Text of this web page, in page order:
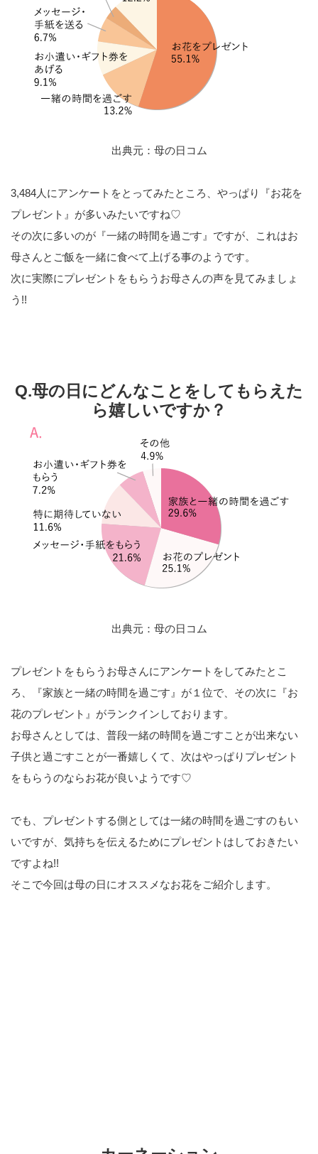
出典元： 母の日コム
3,484人にアンケートをとってみたところ、やっぱり『お花を
プレゼント』が多いみたいですね♡
その次に多いのが『一緒の時間を過ごす』ですが、これはお
母さんとご飯を一緒に食べて上げる事のようです。
次に実際にプレゼントをもらうお母さんの声を見てみましょ
う!!
Q.母の日にどんなことをしてもらえた
ら嬉しいですか？
出典元： 母の日コム
プレゼントをもらうお母さんにアンケートをしてみたとこ
ろ、『家族と一緒の時間を過ごす』が１位で、その次に『お
花のプレゼント』がランクインしております。
お母さんとしては、普段一緒の時間を過ごすことが出来ない
子供と過ごすことが一番嬉しくて、次はやっぱりプレゼント
をもらうのならお花が良いようです♡
でも、プレゼントする側としては一緒の時間を過ごすのもい
いですが、気持ちを伝えるためにプレゼントはしておきたい
ですよね!!
そこで今回は母の日にオススメなお花をご紹介します。